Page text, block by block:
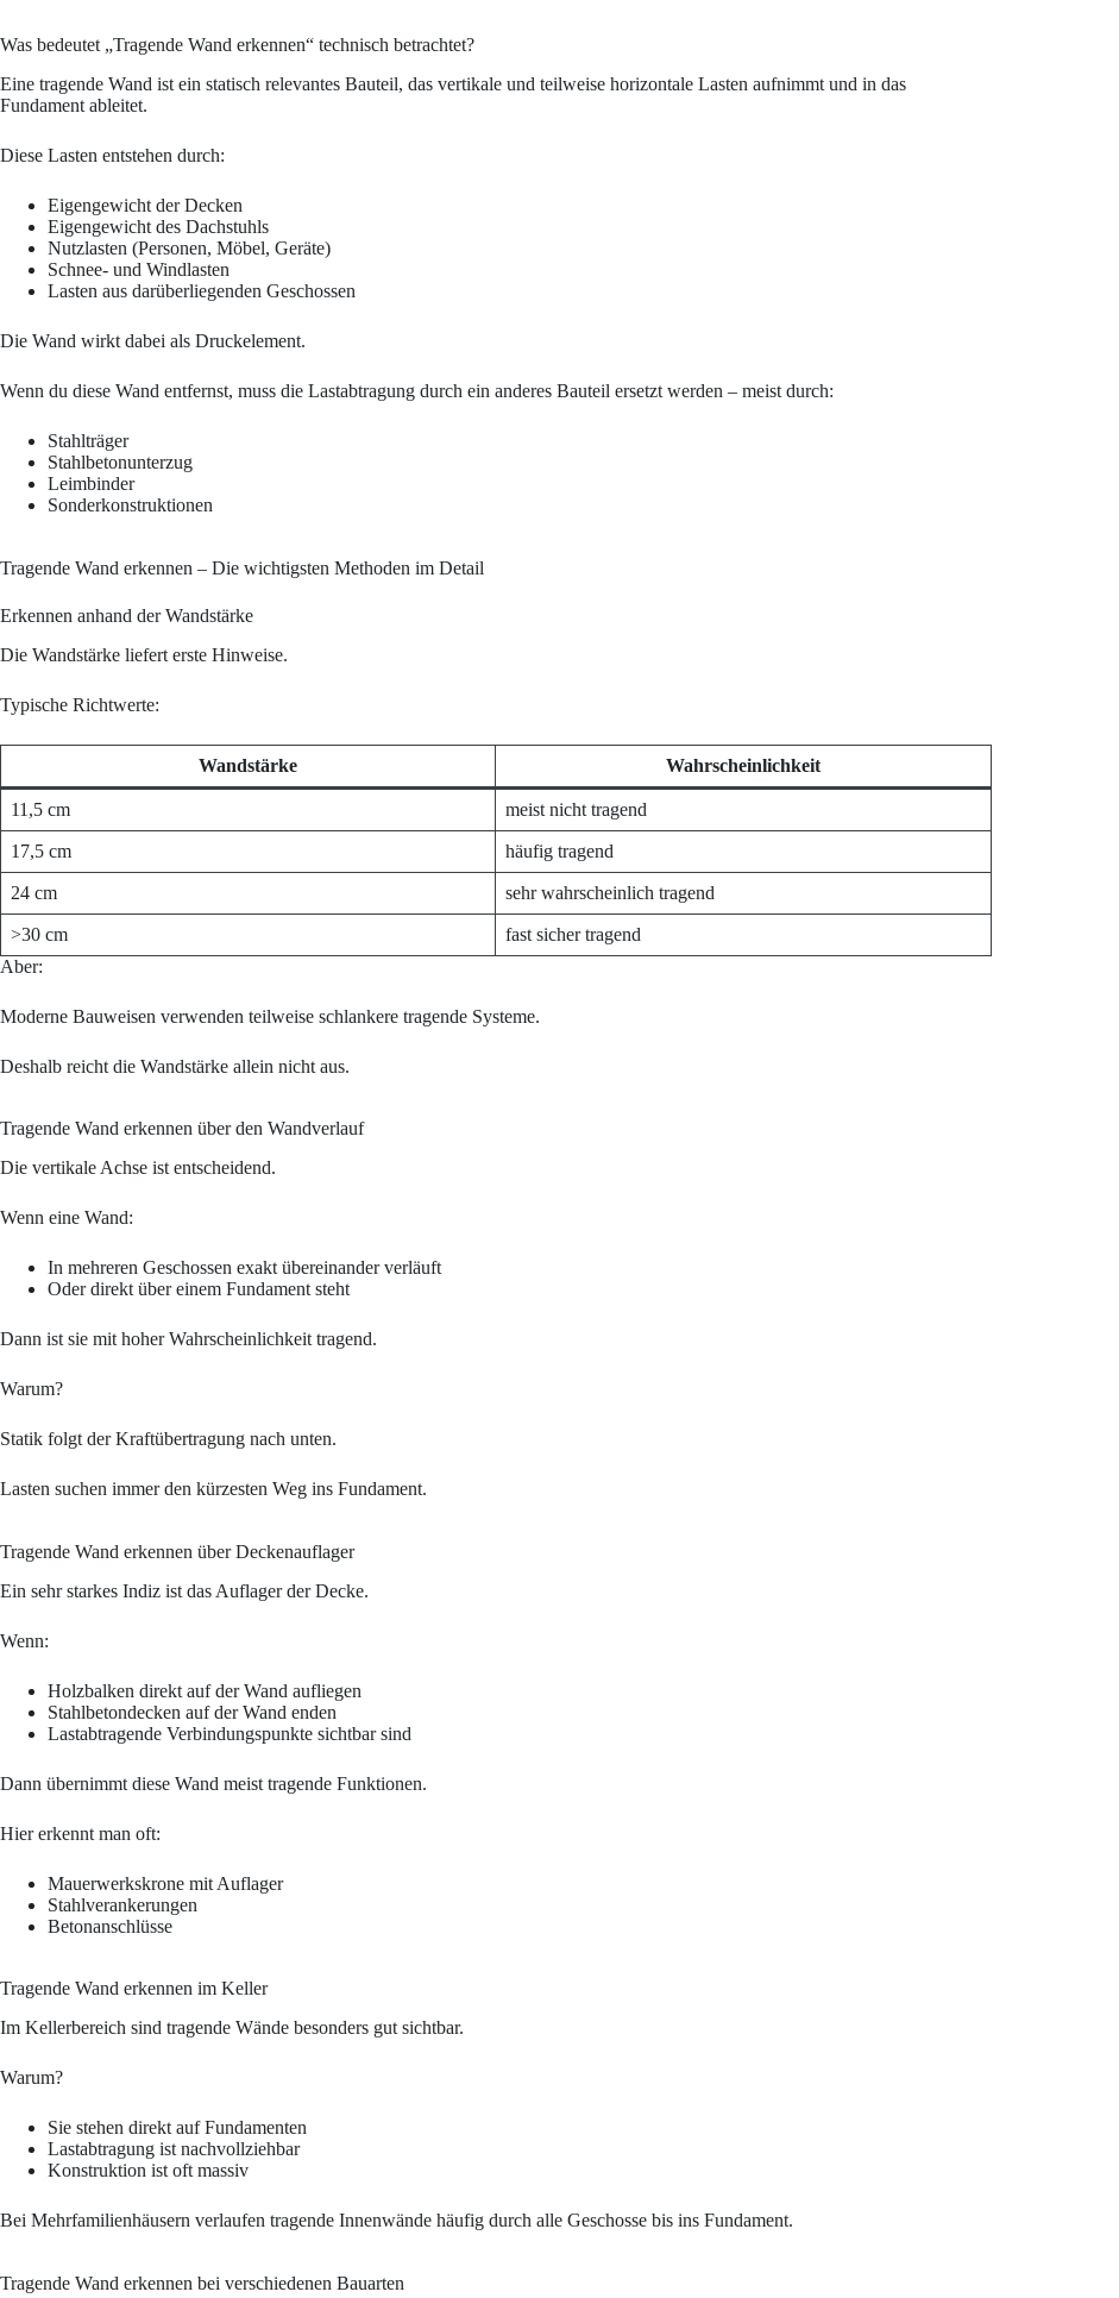
Was bedeutet „Tragende Wand erkennen“ technisch betrachtet?
Eine tragende Wand ist ein statisch relevantes Bauteil, das vertikale und teilweise horizontale Lasten aufnimmt und in das
Fundament ableitet.
Diese Lasten entstehen durch:
Eigengewicht der Decken
Eigengewicht des Dachstuhls
Nutzlasten (Personen, Möbel, Geräte)
Schnee- und Windlasten
Lasten aus darüberliegenden Geschossen
Die Wand wirkt dabei als Druckelement.
Wenn du diese Wand entfernst, muss die Lastabtragung durch ein anderes Bauteil ersetzt werden – meist durch:
Stahlträger
Stahlbetonunterzug
Leimbinder
Sonderkonstruktionen
Tragende Wand erkennen – Die wichtigsten Methoden im Detail
Erkennen anhand der Wandstärke
Die Wandstärke liefert erste Hinweise.
Typische Richtwerte:
Wandstärke Wahrscheinlichkeit
11,5 cm meist nicht tragend
17,5 cm häufig tragend
24 cm sehr wahrscheinlich tragend
>30 cm
fast sicher tragend
Aber:
Moderne Bauweisen verwenden teilweise schlankere tragende Systeme.
Deshalb reicht die Wandstärke allein nicht aus.
Tragende Wand erkennen über den Wandverlauf
Die vertikale Achse ist entscheidend.
Wenn eine Wand:
In mehreren Geschossen exakt übereinander verläuft
Oder direkt über einem Fundament steht
Dann ist sie mit hoher Wahrscheinlichkeit tragend.
Warum?
Statik folgt der Kraftübertragung nach unten.
Lasten suchen immer den kürzesten Weg ins Fundament.
Tragende Wand erkennen über Deckenauflager
Ein sehr starkes Indiz ist das Auflager der Decke.
Wenn:
Holzbalken direkt auf der Wand aufliegen
Stahlbetondecken auf der Wand enden
Lastabtragende Verbindungspunkte sichtbar sind
Dann übernimmt diese Wand meist tragende Funktionen.
Hier erkennt man oft:
Mauerwerkskrone mit Auflager
Stahlverankerungen
Betonanschlüsse
Tragende Wand erkennen im Keller
Im Kellerbereich sind tragende Wände besonders gut sichtbar.
Warum?
Sie stehen direkt auf Fundamenten
Lastabtragung ist nachvollziehbar
Konstruktion ist oft massiv
Bei Mehrfamilienhäusern verlaufen tragende Innenwände häufig durch alle Geschosse bis ins Fundament.
Tragende Wand erkennen bei verschiedenen Bauarten